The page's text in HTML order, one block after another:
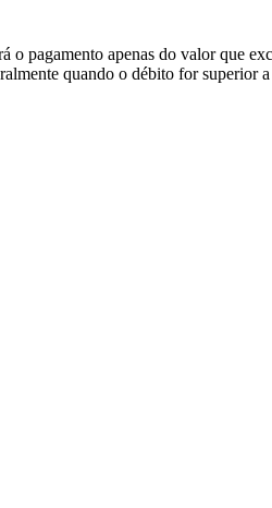
pagamento apenas do valor que
quando o débito for superior